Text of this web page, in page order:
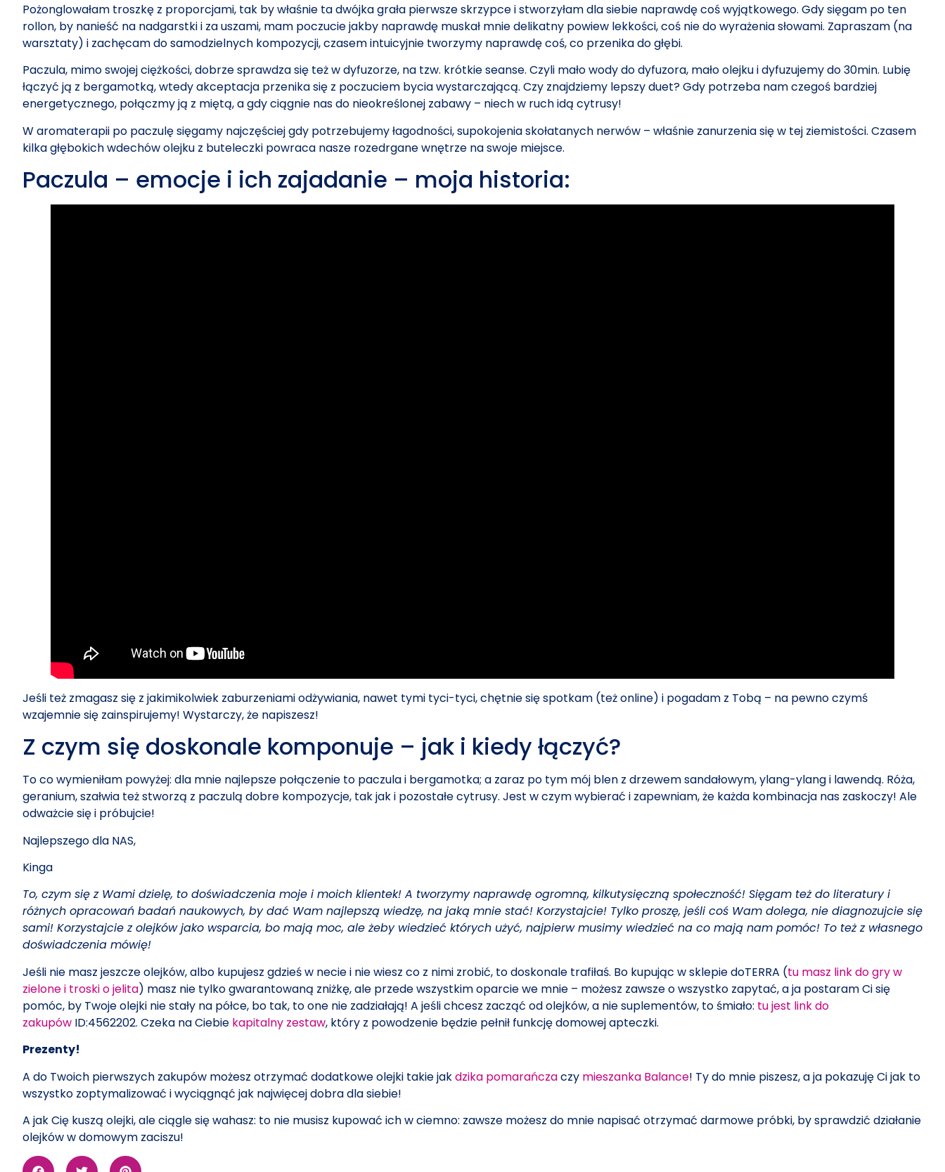
Pożonglowałam troszkę z proporcjami, tak by właśnie ta dwójka grała pierwsze skrzypce i stworzyłam dla siebie naprawdę coś wyjątkowego. Gdy sięgam po ten
rollon, by nanieść na nadgarstki i za uszami, mam poczucie jakby naprawdę muskał mnie delikatny powiew lekkości, coś nie do wyrażenia słowami. Zapraszam (na
warsztaty) i zachęcam do samodzielnych kompozycji, czasem intuicyjnie tworzymy naprawdę coś, co przenika do głębi.
Paczula, mimo swojej ciężkości, dobrze sprawdza się też w dyfuzorze, na tzw. krótkie seanse. Czyli mało wody do dyfuzora, mało olejku i dyfuzujemy do 30min. Lubię
łączyć ją z bergamotką, wtedy akceptacja przenika się z poczuciem bycia wystarczającą. Czy znajdziemy lepszy duet? Gdy potrzeba nam czegoś bardziej
energetycznego, połączmy ją z miętą, a gdy ciągnie nas do nieokreślonej zabawy – niech w ruch idą cytrusy!
W aromaterapii po paczulę sięgamy najczęściej gdy potrzebujemy łagodności, supokojenia skołatanych nerwów – właśnie zanurzenia się w tej ziemistości. Czasem
kilka głębokich wdechów olejku z buteleczki powraca nasze rozedrgane wnętrze na swoje miejsce.
Paczula – emocje i ich zajadanie – moja historia:
Jeśli też zmagasz się z jakimikolwiek zaburzeniami odżywiania, nawet tymi tyci-tyci, chętnie się spotkam (też online) i pogadam z Tobą – na pewno czymś
wzajemnie się zainspirujemy! Wystarczy, że napiszesz!
Z czym się doskonale komponuje – jak i kiedy łączyć?
To co wymieniłam powyżej: dla mnie najlepsze połączenie to paczula i bergamotka; a zaraz po tym mój blen z drzewem sandałowym, ylang-ylang i lawendą. Róża,
geranium, szałwia też stworzą z paczulą dobre kompozycje, tak jak i pozostałe cytrusy. Jest w czym wybierać i zapewniam, że każda kombinacja nas zaskoczy! Ale
odważcie się i próbujcie!
Najlepszego dla NAS,
Kinga
To, czym się z Wami dzielę, to doświadczenia moje i moich klientek! A tworzymy naprawdę ogromną, kilkutysięczną społeczność! Sięgam też do literatury i
różnych opracowań badań naukowych, by dać Wam najlepszą wiedzę, na jaką mnie stać! Korzystajcie! Tylko proszę, jeśli coś Wam dolega, nie diagnozujcie się
sami! Korzystajcie z olejków jako wsparcia, bo mają moc, ale żeby wiedzieć których użyć, najpierw musimy wiedzieć na co mają nam pomóc! To też z własnego
doświadczenia mówię!
Jeśli nie masz jeszcze olejków, albo kupujesz gdzieś w necie i nie wiesz co z nimi zrobić, to doskonale trafiłaś. Bo kupując w sklepie doTERRA (tu masz link do gry w
zielone i troski o jelita) masz nie tylko gwarantowaną zniżkę, ale przede wszystkim oparcie we mnie – możesz zawsze o wszystko zapytać, a ja postaram Ci się
pomóc, by Twoje olejki nie stały na półce, bo tak, to one nie zadziałają! A jeśli chcesz zacząć od olejków, a nie suplementów, to śmiało: tu jest link do
zakupów ID:4562202. Czeka na Ciebie kapitalny zestaw, który z powodzenie będzie pełnił funkcję domowej apteczki.
Prezenty!
A do Twoich pierwszych zakupów możesz otrzymać dodatkowe olejki takie jakdzika pomarańczaczy mieszanka Balance! Ty do mnie piszesz, a ja pokazuję Ci jak to
wszystko zoptymalizować i wyciągnąć jak najwięcej dobra dla siebie!
A jak Cię kuszą olejki, ale ciągle się wahasz: to nie musisz kupować ich w ciemno: zawsze możesz do mnie napisać otrzymać darmowe próbki, by sprawdzić działanie
olejków w domowym zaciszu!